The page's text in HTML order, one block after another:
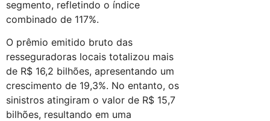
segmento, refletindo o índice
combinado de 117%.
O prêmio emitido bruto das
resseguradoras locais totalizou mais
de R$ 16,2 bilhões, apresentando um
crescimento de 19,3%. No entanto, os
sinistros atingiram o valor de R$ 15,7
bilhões, resultando em uma